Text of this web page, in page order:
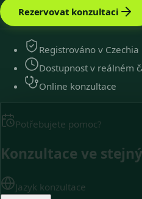
Rezervovat konzultaci
Registrováno v Czechia
Dostupnost v reálném
Online konzultace
Potřebujete pomoc?
Konzultace ve
Jazyk konzultace